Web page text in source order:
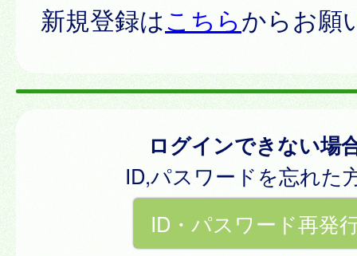
新規登録はこちらからお願
ログインできない場
ID,パスワードを忘れた
ID・パスワード再発